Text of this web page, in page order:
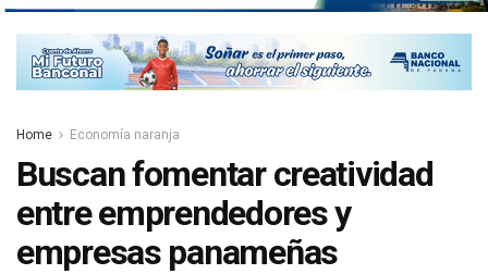
Home Economía naranja
Buscan fomentar creatividad
entre emprendedores y
empresas panameñas